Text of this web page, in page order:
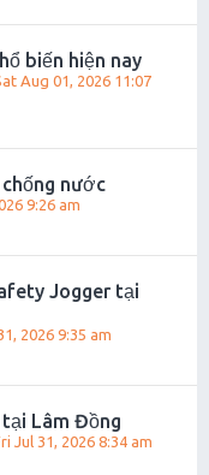
biến hiện nay
Aug 01, 2026 11:07
nước
9:26 am
Jogger tại
2026 9:35 am
Lâm Đồng
Jul 31, 2026 8:34 am